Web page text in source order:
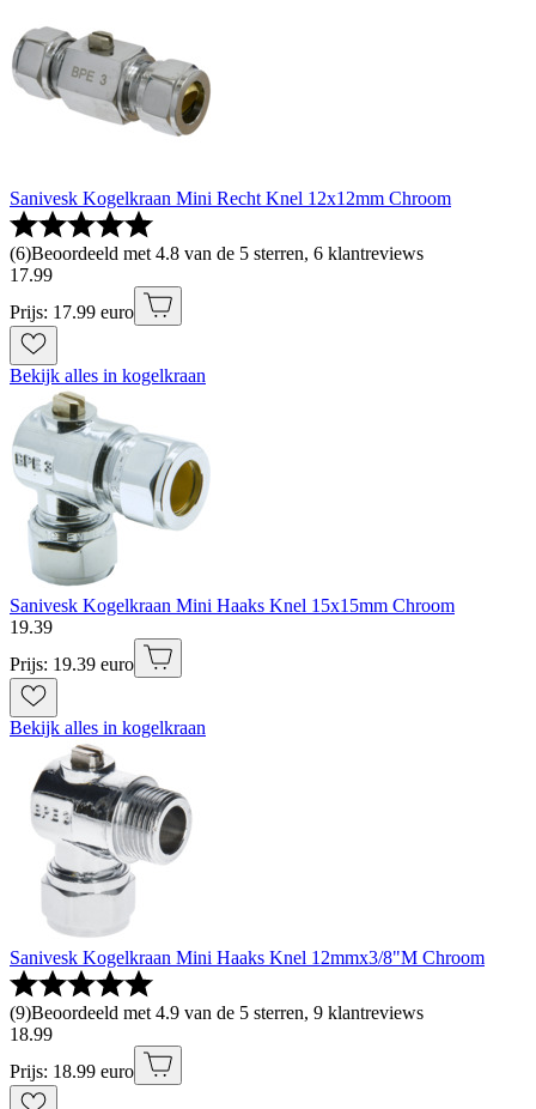
Sanivesk Kogelkraan Mini Recht Knel 12x12mm Chroom
(6)Beoordeeld met 4.8 van de 5 sterren, 6 klantreviews
17.99
Prijs: 17.99 euro
Bekijk alles in kogelkraan
Sanivesk Kogelkraan Mini Haaks Knel 15x15mm Chroom
19.39
Prijs: 19.39 euro
Bekijk alles in kogelkraan
Sanivesk Kogelkraan Mini Haaks Knel 12mmx3/8"M Chroom
(9)Beoordeeld met 4.9 van de 5 sterren, 9 klantreviews
18.99
Prijs: 18.99 euro